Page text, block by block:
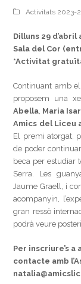
Activitats 2023-
Dilluns 29 d’abril
Sala del Cor
*Activitat
Continuant amb
proposem una
Abella Maria
Amics del Liceu
El premi atorgat,
de poder
beca per estudiar
Serra. Les
Jaume Graell, i
acompanyin,
gran ressò
podrà veure
Per inscriure’s
contacte amb